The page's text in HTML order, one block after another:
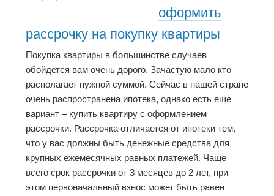
оформить
рассрочку на покупку квартиры
Покупка квартиры в большинстве случаев
обойдется вам очень дорого. Зачастую мало кто
располагает нужной суммой. Сейчас в нашей стране
очень распространена ипотека, однако есть еще
вариант – купить квартиру с оформлением
рассрочки. Рассрочка отличается от ипотеки тем,
что у вас должны быть денежные средства для
крупных ежемесячных равных платежей. Чаще
всего срок рассрочки от 3 месяцев до 2 лет, при
этом первоначальный взнос может быть равен